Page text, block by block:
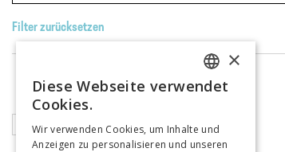
Filter zurücksetzen
RUBRIK
Buchkapitel
FRENCH
ITALIAN
×
Diese Webseite verwendet
Cookies.
Wir verwenden Cookies, um Inhalte und
Anzeigen zu personalisieren und unseren